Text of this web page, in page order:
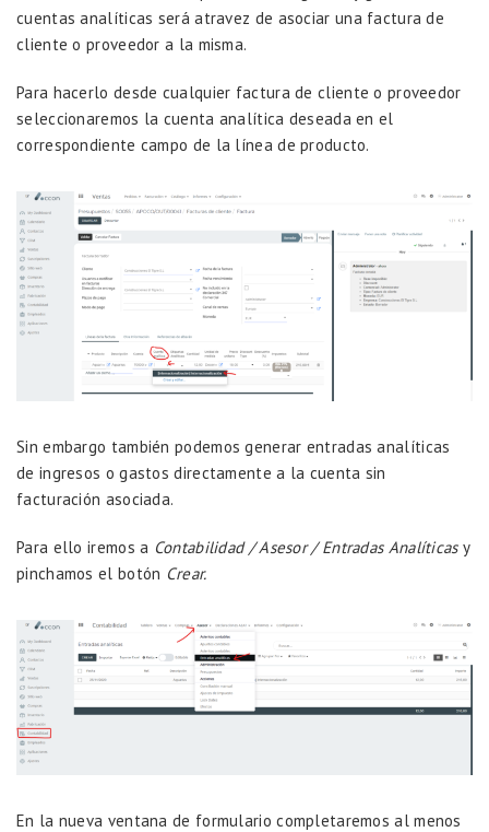
cuentas analíticas será atravez de asociar una factura de
cliente o proveedor a la misma.
Para hacerlo desde cualquier factura de cliente o proveedor
seleccionaremos la cuenta analítica deseada en el
correspondiente campo de la línea de producto.
Sin embargo también podemos generar entradas analíticas
de ingresos o gastos directamente a la cuenta sin
facturación asociada.
Para ello iremos a Contabilidad / Asesor / Entradas Analíticasy
pinchamos el botón Crear.
En la nueva ventana de formulario completaremos al menos